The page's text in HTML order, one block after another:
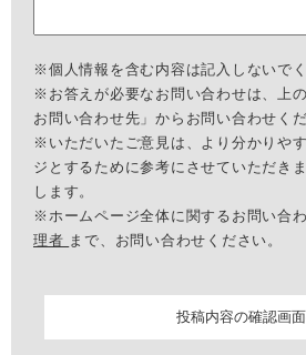
※個人情報を含む内容は記入しないでく
※お答えが必要なお問い合わせは、上
お問い合わせ先」からお問い合わせくだ
※いただいたご意見は、より分かりや
ジとするために参考にさせていただき
します。
※ホームページ全体に関するお問い合わ
理者 まで、お問い合わせください。